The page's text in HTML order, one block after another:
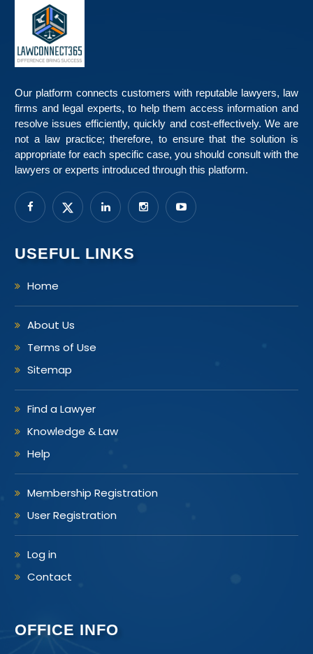
Our platform connects customers with reputable lawyers, law
firms and legal experts, to help them access information and
resolve issues efficiently, quickly and cost-effectively. We are
not a law practice; therefore, to ensure that the solution is
appropriate for each specific case, you should consult with the
lawyers or experts introduced through this platform.
USEFUL LINKS
Home
About Us
Terms of Use
Sitemap
Find a Lawyer
Knowledge & Law
Help
Membership Registration
User Registration
Log in
Contact
OFFICE INFO